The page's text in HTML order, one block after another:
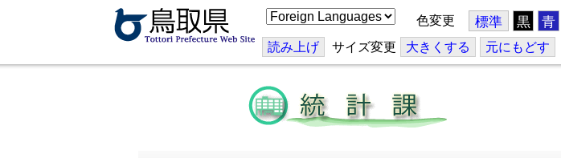
こ
の
ジ
を
訳
す
る
色変更 標準 黒 青
読み上げ サイズ変更 大きくする 元にもどす